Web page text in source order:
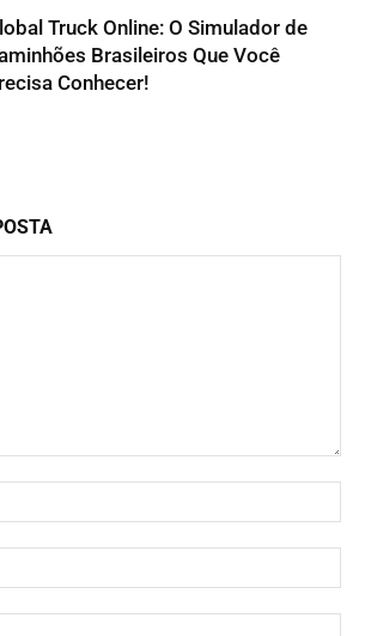
Truck Online: O Simulador de
Brasileiros Que Você
Conhecer!